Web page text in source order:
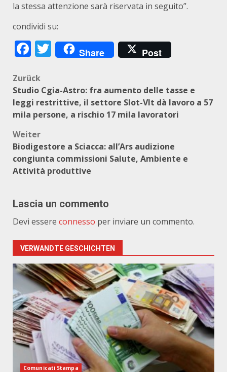
la stessa attenzione sarà riservata in seguito”.
condividi su:
Facebook
Twitter
Share Post
Beitragsnavigation
Zurück
Studio Cgia-Astro: fra aumento delle tasse e
leggi restrittive, il settore Slot-Vlt dà lavoro a 57
mila persone, a rischio 17 mila lavoratori
Weiter
Biodigestore a Sciacca: all’Ars audizione
congiunta commissioni Salute, Ambiente e
Attività produttive
Lascia un commento
Devi essere connesso per inviare un commento.
VERWANDTE GESCHICHTEN
Comunicati Stampa